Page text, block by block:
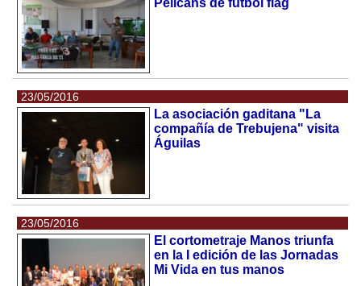
23/05/2016
La asociación gaditana "La
compañía de Trebujena" visita
Águilas
23/05/2016
El cortometraje Manos triunfa
en la I edición de las Jornadas
Mi Vida en tus manos